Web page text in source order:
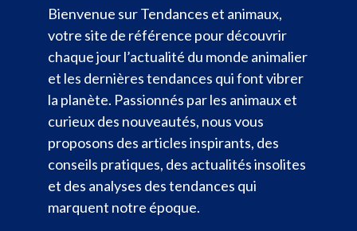
Bienvenue sur Tendances et animaux,
votre site de référence pour découvrir
chaque jour l’actualité du monde animalier
et les dernières tendances qui font vibrer
la planète. Passionnés par les animaux et
curieux des nouveautés, nous vous
proposons des articles inspirants, des
conseils pratiques, des actualités insolites
et des analyses des tendances qui
marquent notre époque.